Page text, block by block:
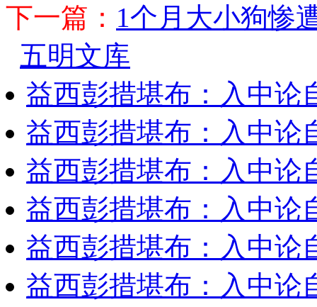
下一篇： 1个月大小狗惨
五明文库
益西彭措堪布：入中论
益西彭措堪布：入中论
益西彭措堪布：入中论
益西彭措堪布：入中论
益西彭措堪布：入中论
益西彭措堪布：入中论